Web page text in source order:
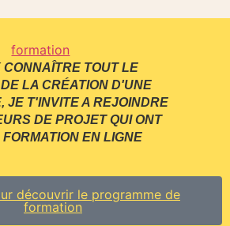
CONNAÎTRE TOUT LE
LA CRÉATION D'UNE
JE T'INVITE A REJOINDRE
DE PROJET QUI ONT
FORMATION EN LIGNE
découvrir le programme de
formation